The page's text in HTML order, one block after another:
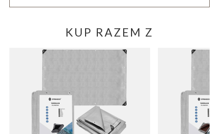
KUP RAZEM Z